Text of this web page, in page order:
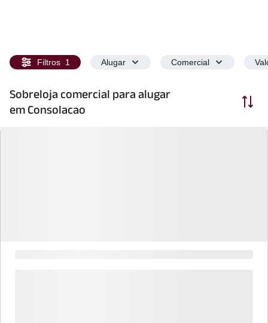
Filtros 1 Alugar Comercial
Sobreloja comercial para alugar
em Consolacao
Ordenar